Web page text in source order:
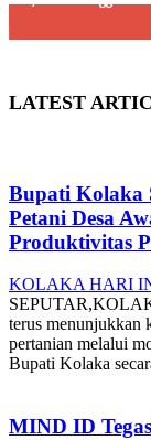
LATEST
Bupati Kolaka
Petani Desa
Produktivitas
KOLAKA HARI
terus menunjukkan
pertanian melalui
Bupati Kolaka
MIND ID